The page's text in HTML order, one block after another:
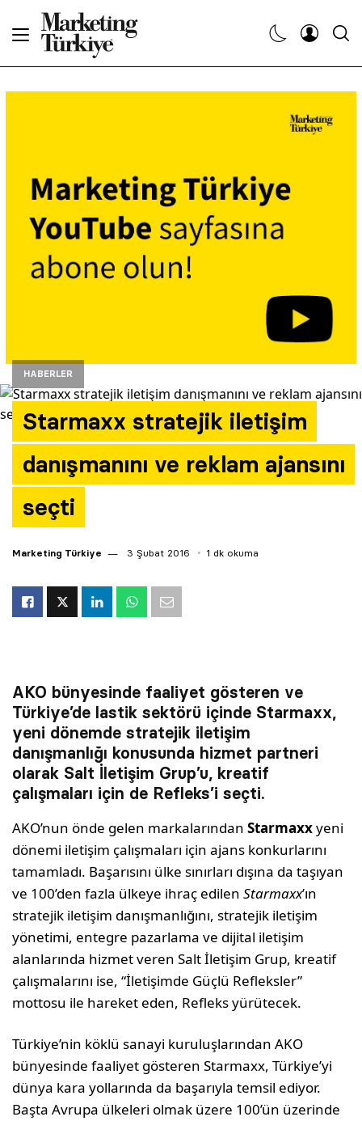
HABERLER
Starmaxx stratejik iletişim
danışmanını ve reklam ajansını
seçti
Marketing Türkiye 3 Şubat 2016 1 dk okuma
AKO bünyesinde faaliyet gösteren ve
Türkiye’de lastik sektörü içinde Starmaxx,
yeni dönemde stratejik iletişim
danışmanlığı konusunda hizmet partneri
olarak Salt İletişim Grup’u, kreatif
çalışmaları için de Refleks’i seçti.
AKO’nun önde gelen markalarındanStarmaxxyeni
dönemi iletişim çalışmaları için ajans konkurlarını
tamamladı. Başarısını ülke sınırları dışına da taşıyan
ve 100’den fazla ülkeye ihraç edilenStarmaxx’ın
stratejik iletişim danışmanlığını, stratejik iletişim
yönetimi, entegre pazarlama ve dijital iletişim
alanlarında hizmet veren Salt İletişim Grup, kreatif
çalışmalarını ise, “İletişimde Güçlü Refleksler”
mottosu ile hareket eden, Refleks yürütecek.
Türkiye’nin köklü sanayi kuruluşlarından AKO
bünyesinde faaliyet gösteren Starmaxx, Türkiye’yi
dünya kara yollarında da başarıyla temsil ediyor.
Başta Avrupa ülkeleri olmak üzere 100’ün üzerinde
Dergiler
Etkinlikler
Yazarlar
Araştırma